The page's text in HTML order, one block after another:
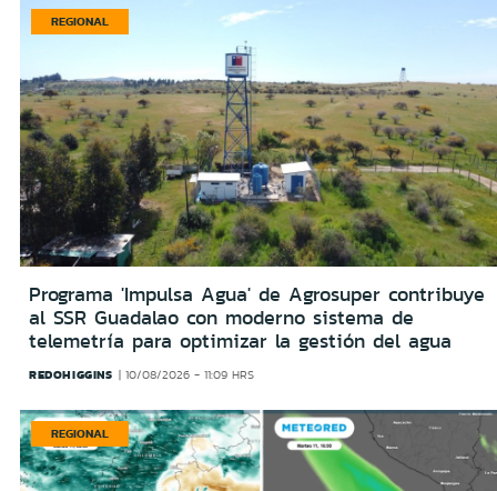
REGIONAL
Programa 'Impulsa Agua' de Agrosuper contribuye
al SSR Guadalao con moderno sistema de
telemetría para optimizar la gestión del agua
REDOHIGGINS 10/08/2026 - 11:09 HRS
REGIONAL